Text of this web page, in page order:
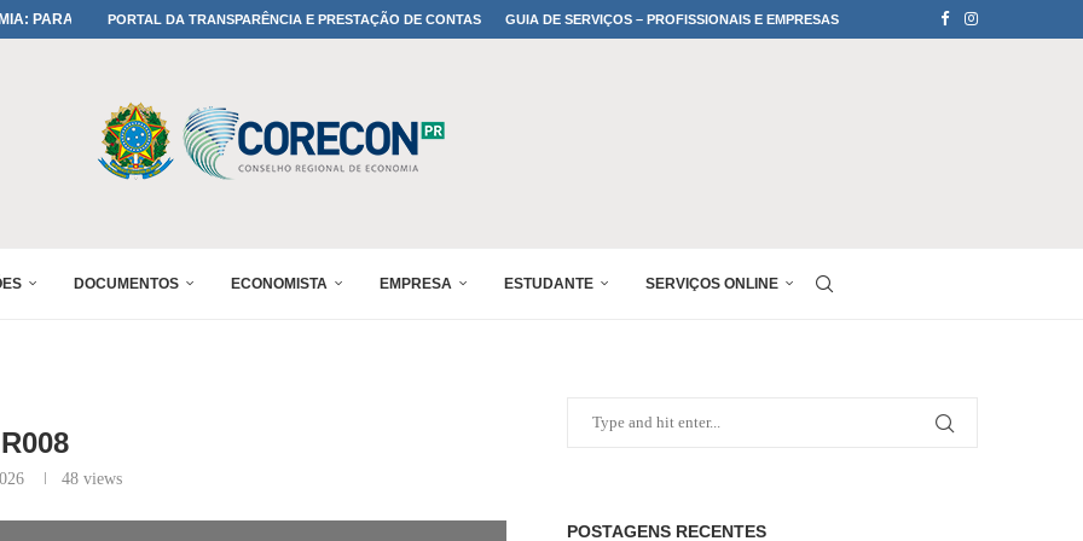
PARANÁ DEFINE SUAS...
PORTAL DA TRANSPARÊNCIA E PRESTAÇÃO DE CONTAS GUIA DE SERVIÇOS – PROFISSIONAIS E EMPRESAS
DOCUMENTOS ECONOMISTA EMPRESA ESTUDANTE SERVIÇOS ONLINE
R008
48 views
POSTAGENS RECENTES